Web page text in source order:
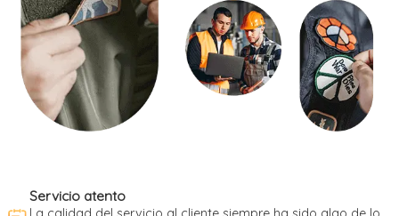
Servicio atento